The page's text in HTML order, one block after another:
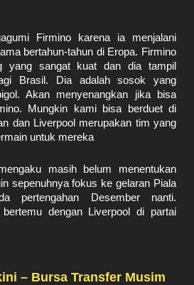
Firmino karena ia menjalani
bertahun-tahun di Eropa. Firmino
yang sangat kuat dan dia tampil
Brasil. Dia adalah sosok yang
Akan menyenangkan jika bisa
Mungkin kami bisa berduet di
dan Liverpool merupakan tim yang
untuk mereka
masih belum menentukan
sepenuhnya fokus ke gelaran Piala
pertengahan Desember nanti.
bertemu dengan Liverpool di partai
– Bursa Transfer Musim